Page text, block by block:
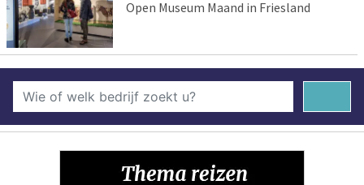
Open Museum Maand in Friesland